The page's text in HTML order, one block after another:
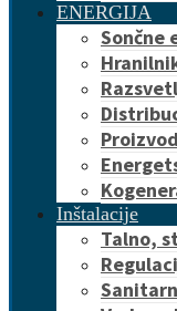
ENERGIJA
Sončne
Inštalacije
Talno,